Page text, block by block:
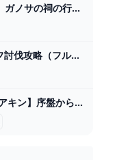
【ティアキン】ガノサの祠の行き方と宝箱｜ラウルの祝福【ゼルダの伝説ティアーズオブザキングダム】
【ティアキン】ガノンドロフ討伐攻略（フルテロップ）ゼルダをさがして - YouTube
【ゼルダ ティアキン】序盤から便利なおすすめ料理の作り方【ティアーズ オブ ザ キングダム】 ゲーム・エンタメ最新情報のファミ通.com